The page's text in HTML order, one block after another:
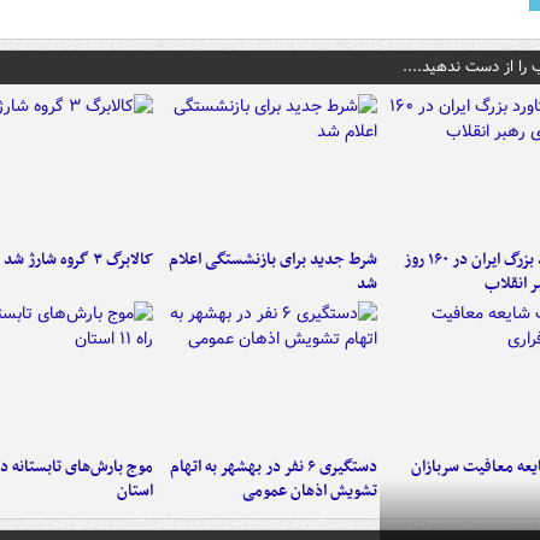
را از دست ندهید....
۶ دستاورد بزرگ ایران در ۱۶۰ روز
انقلاب
شرط جدید برای بازنشستگی اعلام
شد
کالابرگ ۳ گروه شارژ شد
معافیت سربازان
دستگیری ۶ نفر در بهشهر به اتهام
تشویش اذهان عمومی
استان